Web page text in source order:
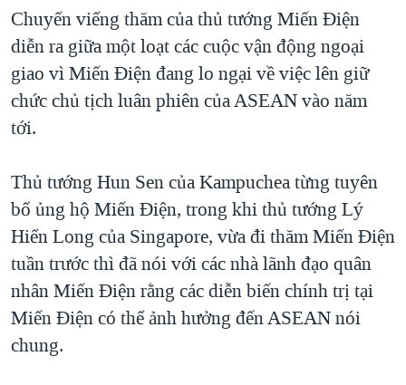
GIÁO DỤC
CHI PHÍ CHIẾN TRANH AFGHANISTAN
CÁC GIÁ TRỊ CỘNG HÒA Ở VIỆT NAM
THƯỢNG ĐỈNH TRUMP-KIM TẠI VIỆT NAM
TRỊNH VĨNH BÌNH VS. CHÍNH PHỦ VIỆT NAM
QUAN HỆ VIỆT MỸ
Chuyến viếng thăm của thủ tướng Miến Điện
diễn ra giữa một loạt các cuộc vận động ngoại
giao vì Miến Điện đang lo ngại về việc lên giữ
chức chủ tịch luân phiên của ASEAN vào năm
tới.
Thủ tướng Hun Sen của Kampuchea từng tuyên
bố ủng hộ Miến Điện, trong khi thủ tướng Lý
Hiển Long của Singapore, vừa đi thăm Miến Điện
tuần trước thì đã nói với các nhà lãnh đạo quân
nhân Miến Điện rằng các diễn biến chính trị tại
Miến Điện có thể ảnh hưởng đến ASEAN nói
chung.